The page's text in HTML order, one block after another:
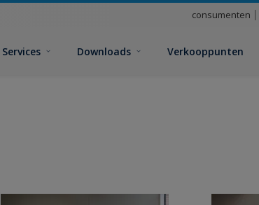
consumenten
Services Downloads Verkooppunten